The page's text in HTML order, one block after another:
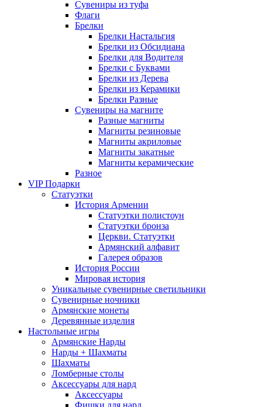
Сувениры из туфа
Флаги
Брелки
Брелки Настальгия
Брелки из Обсидиана
Брелки для Водителя
Брелки с Буквами
Брелки из Дерева
Брелки из Керамики
Брелки Разные
Сувениры на магните
Разные магниты
Магниты резиновые
Магниты акриловые
Магниты закатные
Магниты керамические
Разное
VIP Подарки
Статуэтки
История Армении
Статуэтки полистоун
Статуэтки бронза
Церкви. Статуэтки
Армянский алфавит
Галерея образов
История России
Мировая история
Уникальные сувенирные светильники
Сувенирные ночники
Армянские монеты
Деревянные изделия
Настольные игры
Армянские Нарды
Нарды + Шахматы
Шахматы
Ломберные столы
Аксессуары для нард
Аксессуары
Фишки для нард